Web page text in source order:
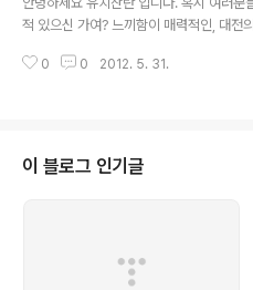
적 있으신 가여? 느끼함이 매력적인, 대전
데여.. 우연히.. 이대 거리를 지나다가 직영
0 0 2012. 5. 31.
이 블로그 인기글